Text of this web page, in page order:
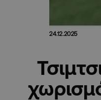
24.12.2025